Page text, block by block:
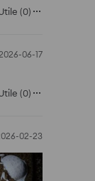
(0)
06-17
(0)
02-23